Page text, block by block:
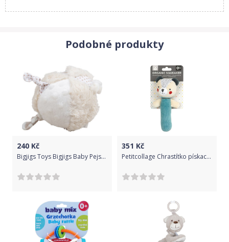
Podobné produkty
240 Kč
Bigjigs Toys Bigjigs Baby Pejsek chrastítko aktivní míč
351 Kč
Petitcollage Chrastítko pískací medvídek